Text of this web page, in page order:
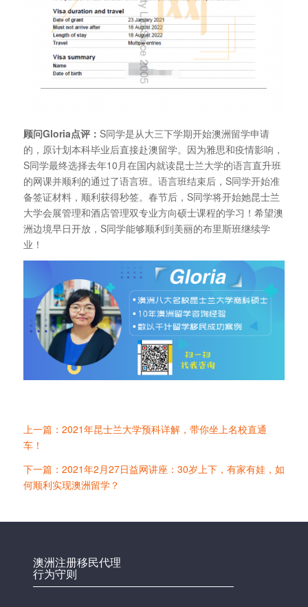
顾问Gloria点评： S同学是从大三下学期开始澳洲留学申请
的，原计划本科毕业后直接赴澳留学。因为雅思和疫情影响，
S同学最终选择去年10月在国内就读昆士兰大学的语言直升班
的网课并顺利的通过了语言班。语言班结束后，S同学开始准
备签证材料，顺利获得秒签。春节后，S同学将开始她昆士兰
大学会展管理和酒店管理双专业方向硕士课程的学习！希望澳
洲边境早日开放，S同学能够顺利到美丽的布里斯班继续学
业！
上一篇：2021年昆士兰大学预科详解，带你坐上名校直通
车！
下一篇：2021年2月27日益网讲座：30岁上下，有家有娃，如
何顺利实现澳洲留学？
澳洲注册移民代理
行为守则